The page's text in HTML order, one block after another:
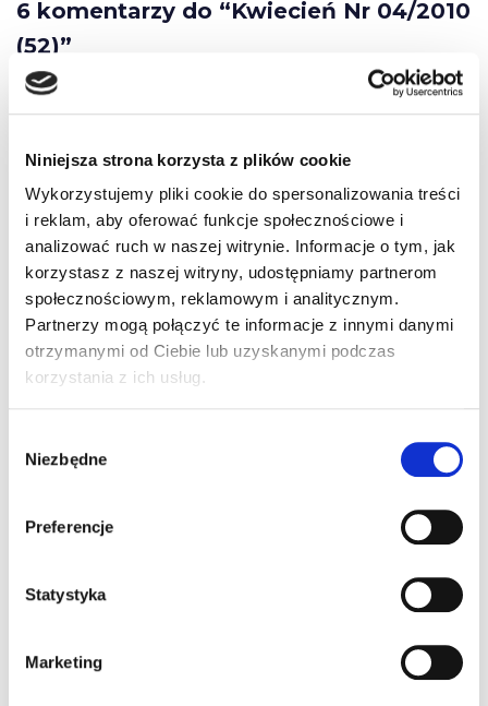
Niniejsza strona korzysta z plików cookie
Wykorzystujemy pliki cookie do spersonalizowania treści
i reklam, aby oferować funkcje społecznościowe i
analizować ruch w naszej witrynie. Informacje o tym, jak
korzystasz z naszej witryny, udostępniamy partnerom
społecznościowym, reklamowym i analitycznym.
Partnerzy mogą połączyć te informacje z innymi danymi
otrzymanymi od Ciebie lub uzyskanymi podczas
korzystania z ich usług.
zgody
Niezbędne
Preferencje
Statystyka
Marketing
6 komentarzy do “Kwiecień Nr 04/2010
(52)”
Pingback: best place to buy crack cocaine with bitcoin
Pingback:magic mushrooms dried for sale​
Pingback:ruay
Pingback: รับจำนำรถ
Pingback:เปรียบเทียบ masurebet กับ เว็บหวยซอง